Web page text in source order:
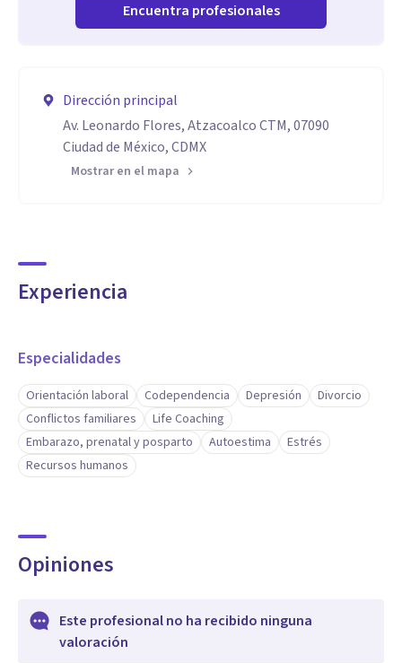
Encuentra profesionales
Dirección principal
Av. Leonardo Flores, Atzacoalco CTM, 07090
Ciudad de México, CDMX
Mostrar en el mapa
Experiencia
Especialidades
Orientación laboral Codependencia Depresión
Divorcio
Conflictos familiares
Life Coaching
Embarazo, prenatal y posparto
Autoestima
Estrés
Recursos humanos
Opiniones
Este profesional no ha recibido ninguna
valoración